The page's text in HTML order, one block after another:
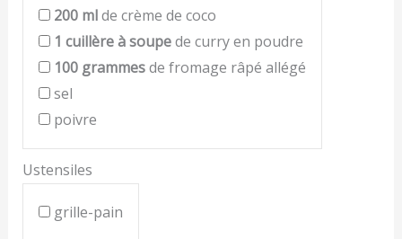
200 mlde crème de coco
1 cuillère à soupede curry en poudre
100 grammesde fromage râpé allégé
sel
poivre
Ustensiles
grille-pain